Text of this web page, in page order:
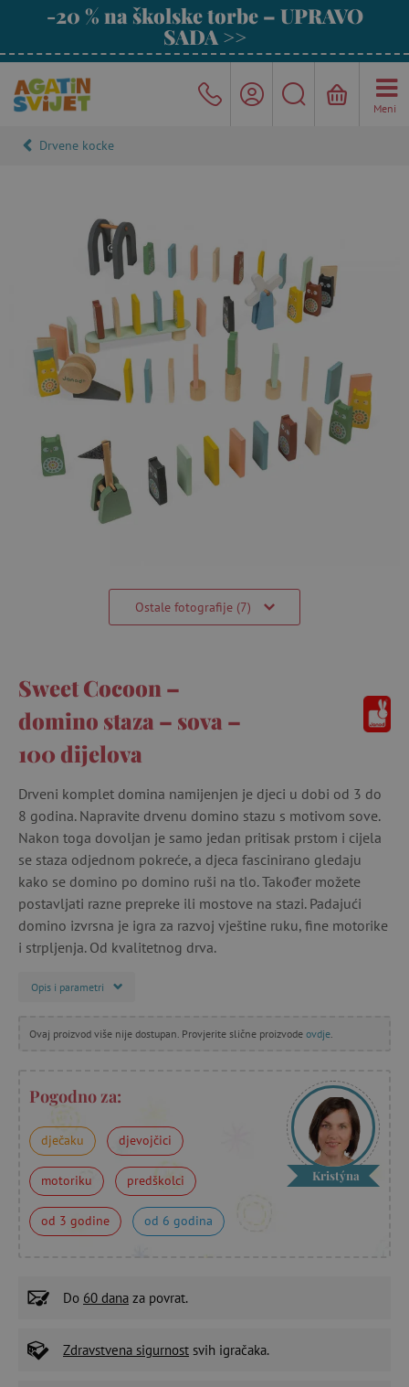
-20 % na školske torbe – UPRAVO
SADA >>
Meni
Drvene kocke
Ostale fotografije (7)
Sweet Cocoon –
domino staza – sova –
100 dijelova
Drveni komplet domina namijenjen je djeci u dobi od 3 do
8 godina. Napravite drvenu domino stazu s motivom sove.
Nakon toga dovoljan je samo jedan pritisak prstom i cijela
se staza odjednom pokreće, a djeca fascinirano gledaju
kako se domino po domino ruši na tlo. Također možete
postavljati razne prepreke ili mostove na stazi. Padajući
domino izvrsna je igra za razvoj vještine ruku, fine motorike
i strpljenja. Od kvalitetnog drva.
Opis i parametri
Ovaj proizvod više nije dostupan. Provjerite slične proizvode ovdje
Pogodno za:
dječaku djevojčici
motoriku predškolci
od 3 godine od 6 godina
Kristýna
Do 60 dana za povrat.
Zdravstvena sigurnost svih igračaka.